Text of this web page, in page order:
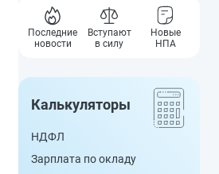
Последние
новости
Вступают
в силу
Новые
НПА
Калькуляторы
НДФЛ
Зарплата по окладу